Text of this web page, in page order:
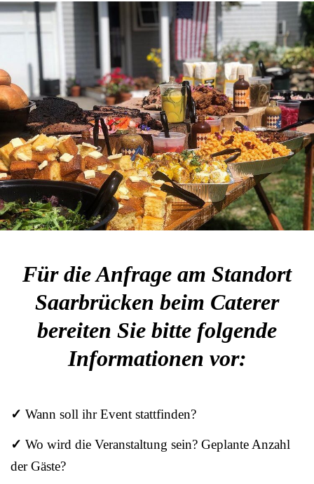
Für die Anfrage am Standort
Saarbrücken beim Caterer
bereiten Sie bitte folgende
Informationen vor:
✓ Wann soll ihr Event stattfinden?
✓ Wo wird die Veranstaltung sein? Geplante Anzahl
der Gäste?